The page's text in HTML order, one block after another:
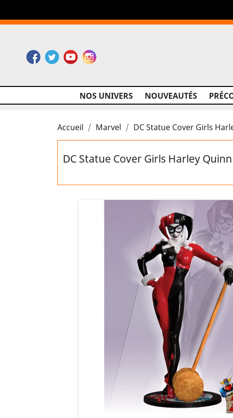
Facebook
TwitterYouTubeInstagram
NOS UNIVERS NOUVEAUTÉS
Accueil Marvel DC Statue Cover Girls
DC Statue Cover Girls Harley Quinn